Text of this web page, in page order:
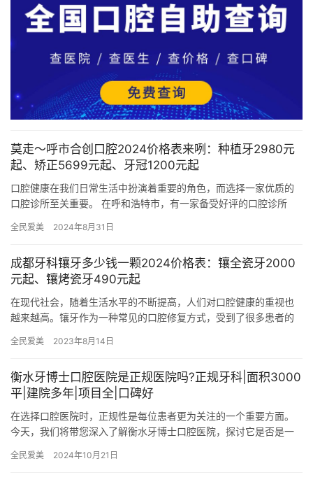
莫走～呼市合创口腔2024价格表来咧：种植牙2980元
起、矫正5699元起、牙冠1200元起
口腔健康在我们日常生活中扮演着重要的角色，而选择一家优质的
口腔诊所至关重要。 在呼和浩特市，有一家备受好评的口腔诊所
务赢得…
全民爱美 2024年8月31日
成都牙科镶牙多少钱一颗2024价格表：镶全瓷牙2000
元起、镶烤瓷牙490元起
在现代社会，随着生活水平的不断提高，人们对口腔健康的重视也
越来越高。镶牙作为一种常见的口腔修复方式，受到了很多患者的
些常见…
全民爱美 2023年8月14日
衡水牙博士口腔医院是正规医院吗?正规牙科|面积3000
平|建院多年|项目全|口碑好
在选择口腔医院时，正规性是每位患者更为关注的一个重要方面。
今天，我们将带您深入了解衡水牙博士口腔医院，探讨它是否是一
将从多…
全民爱美 2024年10月21日